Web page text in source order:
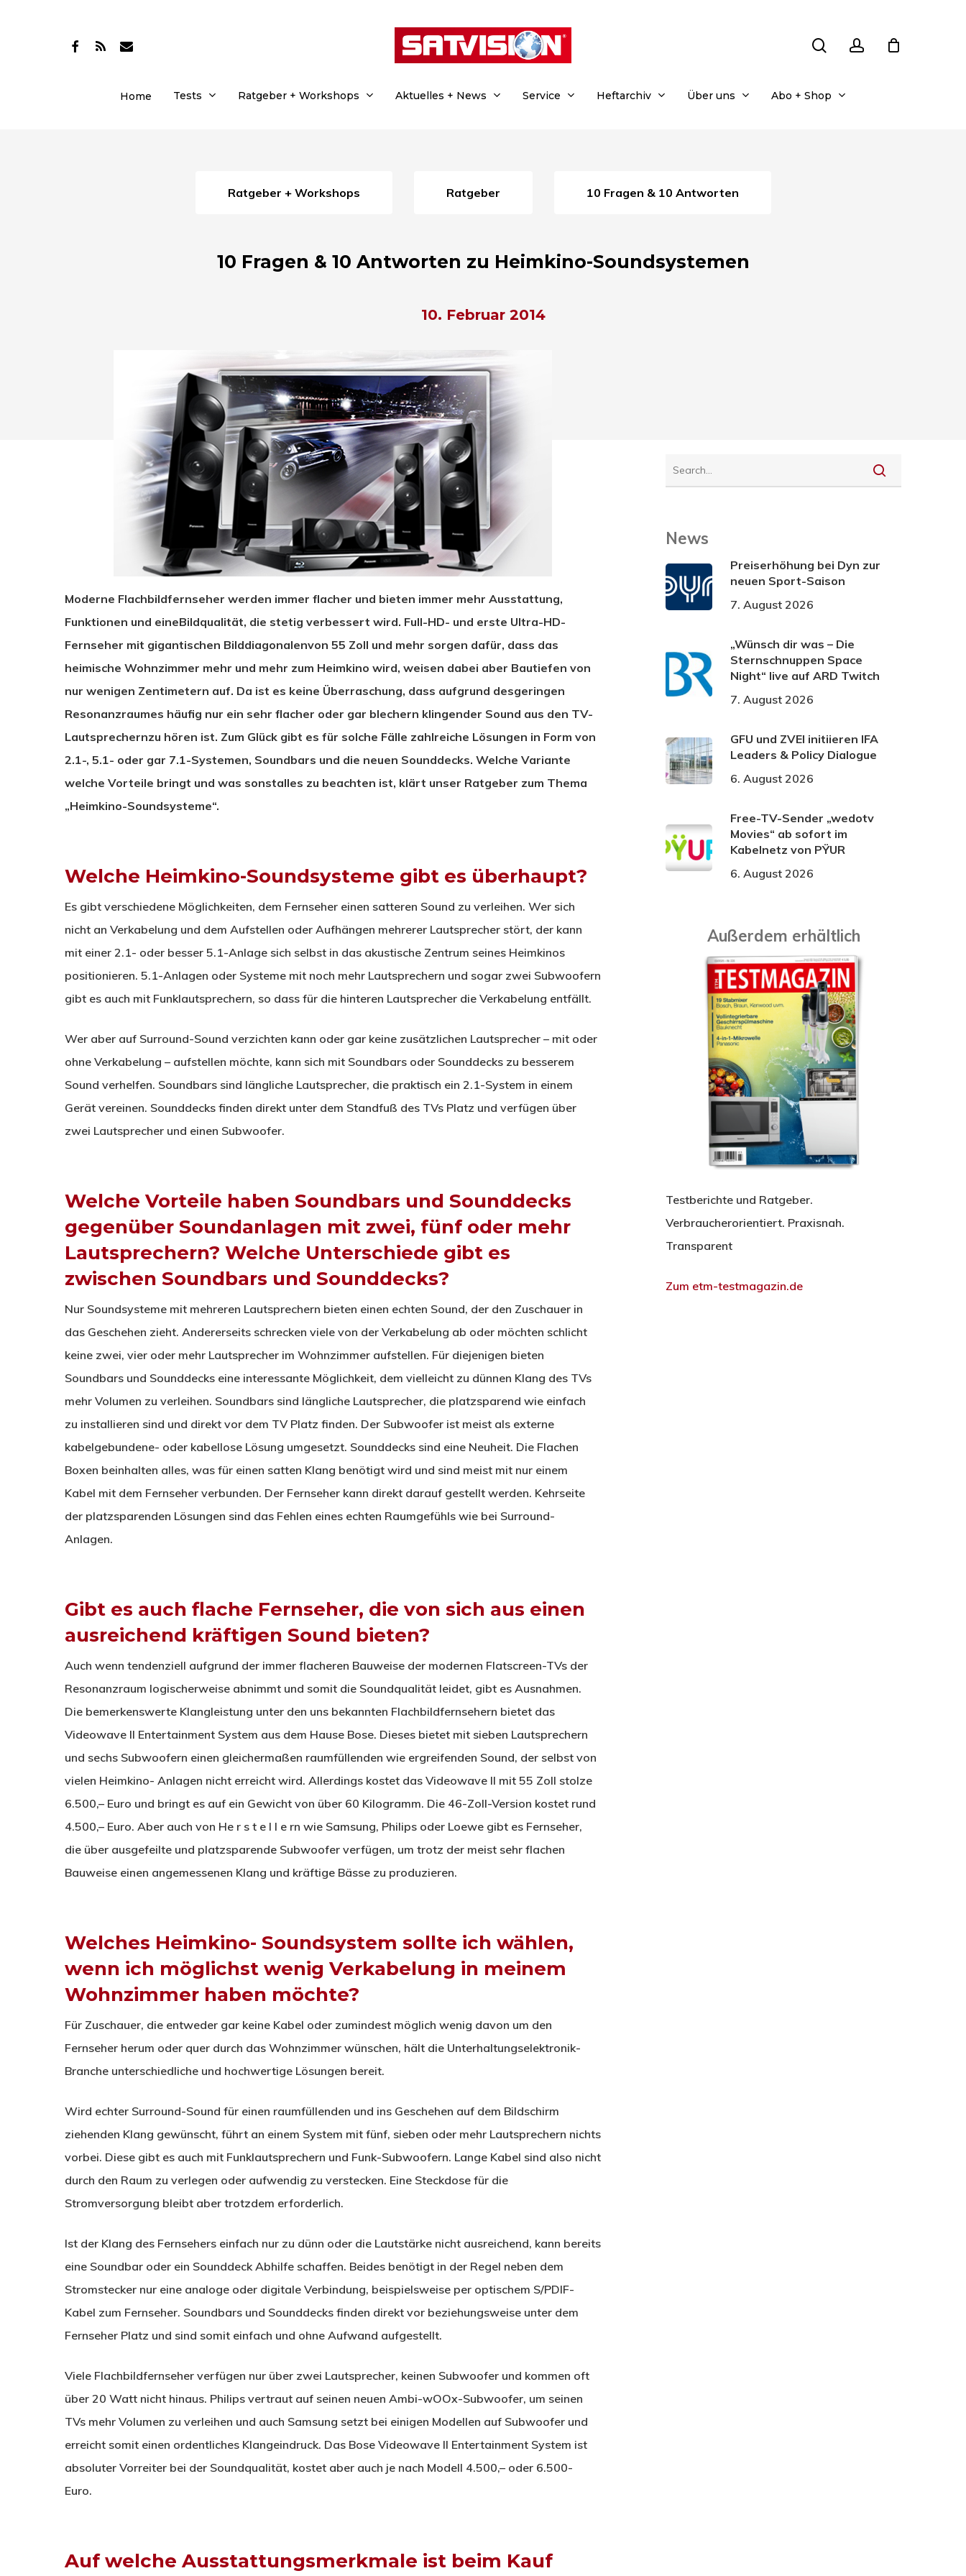
Drücken Sie Enter zum Suchen oder ESC zum Schließen.
facebook
RSS email
Home Tests Ratgeber + Workshops Aktuelles + News Service Heftarchiv Über uns Abo + Shop
Ratgeber + Workshops Ratgeber 10 Fragen & 10 Antworten
10 Fragen & 10 Antworten zu Heimkino-Soundsystemen
10. Februar 2014
Moderne Flachbildfernseher werden immer flacher und bieten immer mehr Ausstattung,
Funktionen und eineBildqualität, die stetig verbessert wird. Full-HD- und erste Ultra-HD-
Fernseher mit gigantischen Bilddiagonalenvon 55 Zoll und mehr sorgen dafür, dass das
heimische Wohnzimmer mehr und mehr zum Heimkino wird, weisen dabei aber Bautiefen von
nur wenigen Zentimetern auf. Da ist es keine Überraschung, dass aufgrund desgeringen
Resonanzraumes häufig nur ein sehr flacher oder gar blechern klingender Sound aus den TV-
Lautsprechernzu hören ist. Zum Glück gibt es für solche Fälle zahlreiche Lösungen in Form von
2.1-, 5.1- oder gar 7.1-Systemen, Soundbars und die neuen Sounddecks. Welche Variante
welche Vorteile bringt und was sonstalles zu beachten ist, klärt unser Ratgeber zum Thema
„Heimkino-Soundsysteme“.
Welche Heimkino-Soundsysteme gibt es überhaupt?
Es gibt verschiedene Möglichkeiten, dem Fernseher einen satteren Sound zu verleihen. Wer sich
nicht an Verkabelung und dem Aufstellen oder Aufhängen mehrerer Lautsprecher stört, der kann
mit einer 2.1- oder besser 5.1-Anlage sich selbst in das akustische Zentrum seines Heimkinos
positionieren. 5.1-Anlagen oder Systeme mit noch mehr Lautsprechern und sogar zwei Subwoofern
gibt es auch mit Funklautsprechern, so dass für die hinteren Lautsprecher die Verkabelung entfällt.
Wer aber auf Surround-Sound verzichten kann oder gar keine zusätzlichen Lautsprecher – mit oder
ohne Verkabelung – aufstellen möchte, kann sich mit Soundbars oder Sounddecks zu besserem
Sound verhelfen. Soundbars sind längliche Lautsprecher, die praktisch ein 2.1-System in einem
Gerät vereinen. Sounddecks finden direkt unter dem Standfuß des TVs Platz und verfügen über
zwei Lautsprecher und einen Subwoofer.
Welche Vorteile haben Soundbars und Sounddecks
gegenüber Soundanlagen mit zwei, fünf oder mehr
Lautsprechern? Welche Unterschiede gibt es
zwischen Soundbars und Sounddecks?
Nur Soundsysteme mit mehreren Lautsprechern bieten einen echten Sound, der den Zuschauer in
das Geschehen zieht. Andererseits schrecken viele von der Verkabelung ab oder möchten schlicht
keine zwei, vier oder mehr Lautsprecher im Wohnzimmer aufstellen. Für diejenigen bieten
Soundbars und Sounddecks eine interessante Möglichkeit, dem vielleicht zu dünnen Klang des TVs
mehr Volumen zu verleihen. Soundbars sind längliche Lautsprecher, die platzsparend wie einfach
zu installieren sind und direkt vor dem TV Platz finden. Der Subwoofer ist meist als externe
kabelgebundene- oder kabellose Lösung umgesetzt. Sounddecks sind eine Neuheit. Die Flachen
Boxen beinhalten alles, was für einen satten Klang benötigt wird und sind meist mit nur einem
Kabel mit dem Fernseher verbunden. Der Fernseher kann direkt darauf gestellt werden. Kehrseite
der platzsparenden Lösungen sind das Fehlen eines echten Raumgefühls wie bei Surround-
Anlagen.
Gibt es auch flache Fernseher, die von sich aus einen
ausreichend kräftigen Sound bieten?
Auch wenn tendenziell aufgrund der immer flacheren Bauweise der modernen Flatscreen-TVs der
Resonanzraum logischerweise abnimmt und somit die Soundqualität leidet, gibt es Ausnahmen.
Die bemerkenswerte Klangleistung unter den uns bekannten Flachbildfernsehern bietet das
Videowave II Entertainment System aus dem Hause Bose. Dieses bietet mit sieben Lautsprechern
und sechs Subwoofern einen gleichermaßen raumfüllenden wie ergreifenden Sound, der selbst von
vielen Heimkino- Anlagen nicht erreicht wird. Allerdings kostet das Videowave II mit 55 Zoll stolze
6.500,– Euro und bringt es auf ein Gewicht von über 60 Kilogramm. Die 46-Zoll-Version kostet rund
4.500,– Euro. Aber auch von He r s t e l l e rn wie Samsung, Philips oder Loewe gibt es Fernseher,
die über ausgefeilte und platzsparende Subwoofer verfügen, um trotz der meist sehr flachen
Bauweise einen angemessenen Klang und kräftige Bässe zu produzieren.
Welches Heimkino- Soundsystem sollte ich wählen,
wenn ich möglichst wenig Verkabelung in meinem
Wohnzimmer haben möchte?
Für Zuschauer, die entweder gar keine Kabel oder zumindest möglich wenig davon um den
Fernseher herum oder quer durch das Wohnzimmer wünschen, hält die Unterhaltungselektronik-
Branche unterschiedliche und hochwertige Lösungen bereit.
Wird echter Surround-Sound für einen raumfüllenden und ins Geschehen auf dem Bildschirm
ziehenden Klang gewünscht, führt an einem System mit fünf, sieben oder mehr Lautsprechern nichts
vorbei. Diese gibt es auch mit Funklautsprechern und Funk-Subwoofern. Lange Kabel sind also nicht
durch den Raum zu verlegen oder aufwendig zu verstecken. Eine Steckdose für die
Stromversorgung bleibt aber trotzdem erforderlich.
Ist der Klang des Fernsehers einfach nur zu dünn oder die Lautstärke nicht ausreichend, kann bereits
eine Soundbar oder ein Sounddeck Abhilfe schaffen. Beides benötigt in der Regel neben dem
Stromstecker nur eine analoge oder digitale Verbindung, beispielsweise per optischem S/PDIF-
Kabel zum Fernseher. Soundbars und Sounddecks finden direkt vor beziehungsweise unter dem
Fernseher Platz und sind somit einfach und ohne Aufwand aufgestellt.
Viele Flachbildfernseher verfügen nur über zwei Lautsprecher, keinen Subwoofer und kommen oft
über 20 Watt nicht hinaus. Philips vertraut auf seinen neuen Ambi-wOOx-Subwoofer, um seinen
TVs mehr Volumen zu verleihen und auch Samsung setzt bei einigen Modellen auf Subwoofer und
erreicht somit einen ordentliches Klangeindruck. Das Bose Videowave II Entertainment System ist
absoluter Vorreiter bei der Soundqualität, kostet aber auch je nach Modell 4.500,– oder 6.500-
Euro.
Auf welche Ausstattungsmerkmale ist beim Kauf
News
Preiserhöhung bei Dyn zur
neuen Sport-Saison
7. August 2026
„Wünsch dir was – Die
Sternschnuppen Space
Night“ live auf ARD Twitch
7. August 2026
GFU und ZVEI initiieren IFA
Leaders & Policy Dialogue
6. August 2026
Free-TV-Sender „wedotv
Movies“ ab sofort im
Kabelnetz von PŸUR
6. August 2026
Außerdem erhältlich
Testberichte und Ratgeber.
Verbraucherorientiert. Praxisnah.
Transparent
Zum etm-testmagazin.de